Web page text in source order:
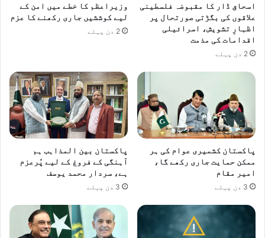
اسحاق ڈار کا مقبوضہ فلسطینی
علاقوں کی بگڑتی صورتحال پر
اظہارِ تشویش، اسرائیلی
اقدامات کی مذمت
2 دن پہلے
وزیراعظم کا خطے میں امن کے
لیے کوششیں جاری رکھنے کا عزم
2 دن پہلے
پاکستان کشمیری عوام کی ہر
ممکن حمایت جاری رکھے گا،
امیر مقام
3 دن پہلے
پاکستان بین المذاہب ہم
آہنگی کے فروغ کے لیے پُرعزم
ہے، سردار محمد یوسف
3 دن پہلے